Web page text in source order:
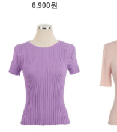
6,900원